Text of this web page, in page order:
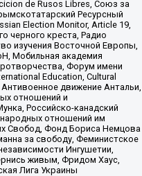
de Rusos Libres, Союз за
Ресурсный
Election Monitor, Article 19,
черного креста, Радио
изучения Восточной Европы,
Мобильная академия
Форум имени
Education, Cultural
движение Антальи,
отношений и
Российско-канадский
отношений им
Свобод, Фонд Бориса Немцова
за свободу, Феминистское
Ингушетии,
живым, Фридом Хаус,
Лига Украины